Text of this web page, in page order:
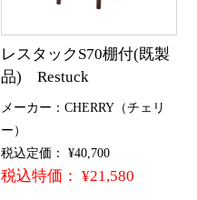
レスタックS70棚付(既製
品) Restuck
メーカー：CHERRY（チェリ
ー）
税込定価： ¥40,700
税込特価： ¥21,580